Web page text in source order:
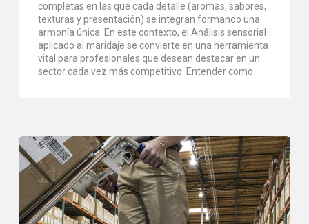
completas en las que cada detalle (aromas, sabores,
texturas y presentación) se integran formando una
armonía única. En este contexto, el Análisis sensorial
aplicado al maridaje se convierte en una herramienta
vital para profesionales que desean destacar en un
sector cada vez más competitivo. Entender como